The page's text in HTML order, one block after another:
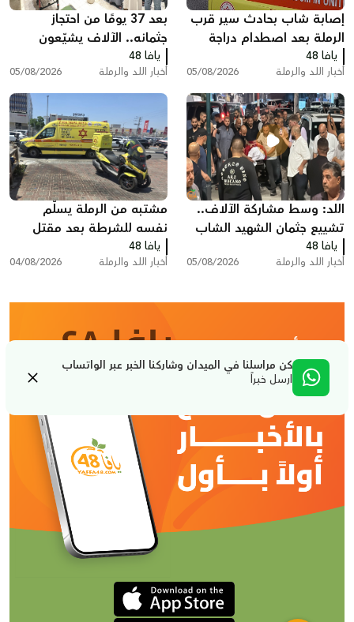
كن مراسلنا في الميدان وشاركنا الخبر عبر الواتساب
ارسل خبراً
إصابة شاب بحادث سير قرب
الرملة بعد اصطدام دراجة
نارية بسيارة
يافا 48
أخبار اللد والرملة 05/08/2026
بعد 37 يومًا من احتجاز
جثمانه.. الآلاف يشيّعون
المغدور سامي أحمد
جعصوص في اللد
يافا 48
أخبار اللد والرملة 05/08/2026
اللد: وسط مشاركة الآلاف..
تشييع جثمان الشهيد الشاب
سامي جعصوص
يافا 48
أخبار اللد والرملة 05/08/2026
مشتبه من الرملة يسلّم
نفسه للشرطة بعد مقتل
محامٍ بإطلاق نار في ريشون
لتسيون
يافا 48
أخبار اللد والرملة 04/08/2026